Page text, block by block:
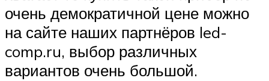
очень демократичной цене можно
на сайте наших партнёров led-
comp.ru, выбор различных
вариантов очень большой.